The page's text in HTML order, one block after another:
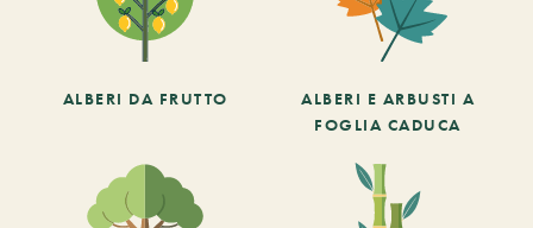
ALBERI DA FRUTTO
ALBERI E ARBUSTI A
FOGLIA CADUCA